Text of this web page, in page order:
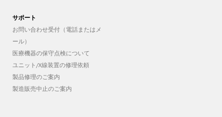
サポート
お問い合わせ受付（電話またはメ
ール）
医療機器の保守点検について
ユニット/X線装置の修理依頼
製品修理のご案内
製造販売中止のご案内